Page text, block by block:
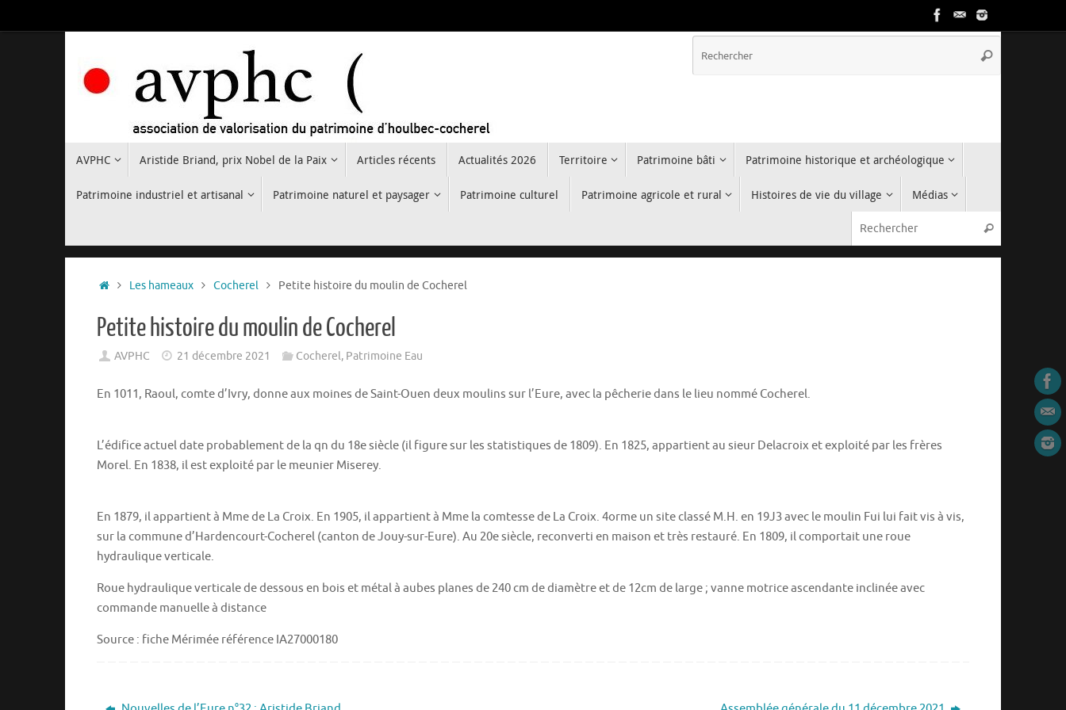
au
Rechercher
AVPHC Aristide Briand, prix Nobel de la Paix Articles récents Actualités 2026 Territoire Patrimoine bâti Patrimoine historique et archéologique
Patrimoine industriel et artisanal Patrimoine naturel et paysager Patrimoine culturel Patrimoine agricole et rural Histoires de vie du village
Médias
Rechercher
AccueilLes hameaux Cocherel Petite histoire du moulin de Cocherel
Petite histoire du moulin de Cocherel
AVPHC 21 décembre 2021 Cocherel, Patrimoine Eau
En 1011, Raoul, comte d’Ivry, donne aux moines de Saint-Ouen deux moulins sur l’Eure, avec la pêcherie dans le lieu nommé Cocherel.
L’édifice actuel date probablement de la qn du 18e siècle (il figure sur les statistiques de 1809). En 1825, appartient au sieur Delacroix et exploité par les frères
Morel. En 1838, il est exploité par le meunier Miserey.
En 1879, il appartient à Mme de La Croix. En 1905, il appartient à Mme la comtesse de La Croix. 4orme un site classé M.H. en 19J3 avec le moulin Fui lui fait vis à vis,
sur la commune d’Hardencourt-Cocherel (canton de Jouy-sur-Eure). Au 20e siècle, reconverti en maison et très restauré. En 1809, il comportait une roue
hydraulique verticale.
Roue hydraulique verticale de dessous en bois et métal à aubes planes de 240 cm de diamètre et de 12cm de large ; vanne motrice ascendante inclinée avec
commande manuelle à distance
Source : fiche Mérimée référence IA27000180